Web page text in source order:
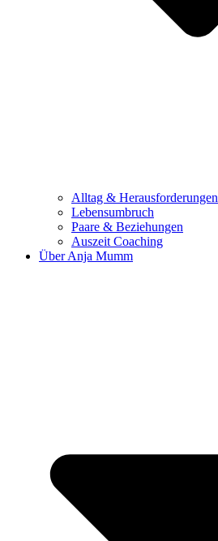
Alltag & Herausforderungen
Lebensumbruch
Paare & Beziehungen
Auszeit Coaching
Über Anja Mumm